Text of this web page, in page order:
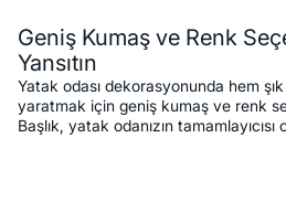
Geniş Kumaş ve Renk
Yansıtın
Yatak odası dekorasyonunda hem
yaratmak için geniş kumaş ve renk
Başlık, yatak odanızın tamamlayıcısı